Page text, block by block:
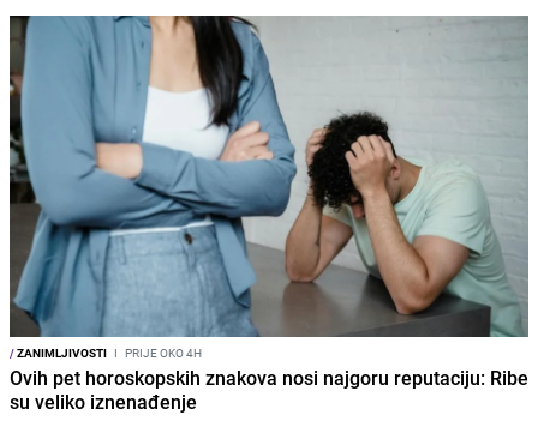
/ZANIMLJIVOSTI I PRIJE OKO 4H
Ovih pet horoskopskih znakova nosi najgoru reputaciju: Ribe
su veliko iznenađenje